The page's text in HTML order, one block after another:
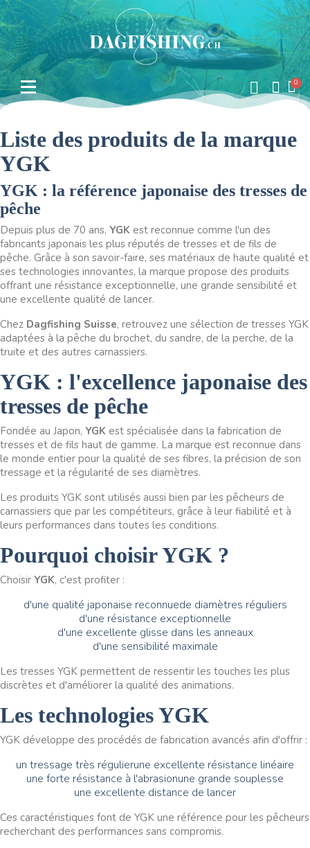
Liste des produits de la marque
YGK
YGK : la référence japonaise des tresses de
pêche
Depuis plus de 70 ans, YGK est reconnue comme l'un des
fabricants japonais les plus réputés de tresses et de fils de
pêche. Grâce à son savoir-faire, ses matériaux de haute qualité et
ses technologies innovantes, la marque propose des produits
offrant une résistance exceptionnelle, une grande sensibilité et
une excellente qualité de lancer.
Chez Dagfishing Suisse, retrouvez une sélection de tresses YGK
adaptées à la pêche du brochet, du sandre, de la perche, de la
truite et des autres carnassiers.
YGK : l'excellence japonaise des
tresses de pêche
Fondée au Japon, YGK est spécialisée dans la fabrication de
tresses et de fils haut de gamme. La marque est reconnue dans
le monde entier pour la qualité de ses fibres, la précision de son
tressage et la régularité de ses diamètres.
Les produits YGK sont utilisés aussi bien par les pêcheurs de
carnassiers que par les compétiteurs, grâce à leur fiabilité et à
leurs performances dans toutes les conditions.
Pourquoi choisir YGK ?
Choisir YGK, c'est profiter :
d'une qualité japonaise reconnuede diamètres réguliers
d'une résistance exceptionnelle
d'une excellente glisse dans les anneaux
d'une sensibilité maximale
Les tresses YGK permettent de ressentir les touches les plus
discrètes et d'améliorer la qualité des animations.
Les technologies YGK
YGK développe des procédés de fabrication avancés afin d'offrir :
un tressage très régulierune excellente résistance linéaire
une forte résistance à l'abrasionune grande souplesse
une excellente distance de lancer
Ces caractéristiques font de YGK une référence pour les pêcheurs
recherchant des performances sans compromis.